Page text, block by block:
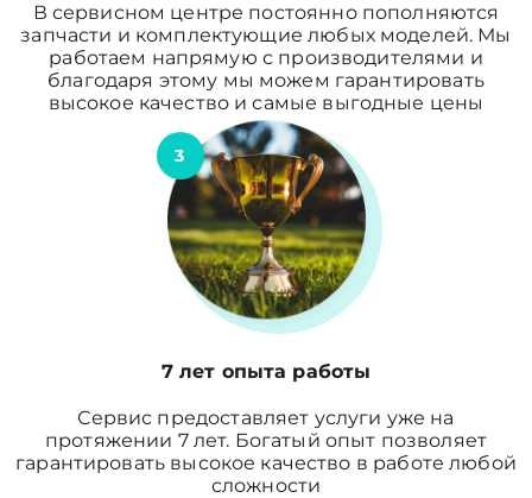
В сервисном центре постоянно пополняются
запчасти и комплектующие любых моделей. Мы
работаем напрямую с производителями и
благодаря этому мы можем гарантировать
высокое качество и самые выгодные цены
3
7 лет опыта работы
Сервис предоставляет услуги уже на
протяжении 7 лет. Богатый опыт позволяет
гарантировать высокое качество в работе любой
сложности